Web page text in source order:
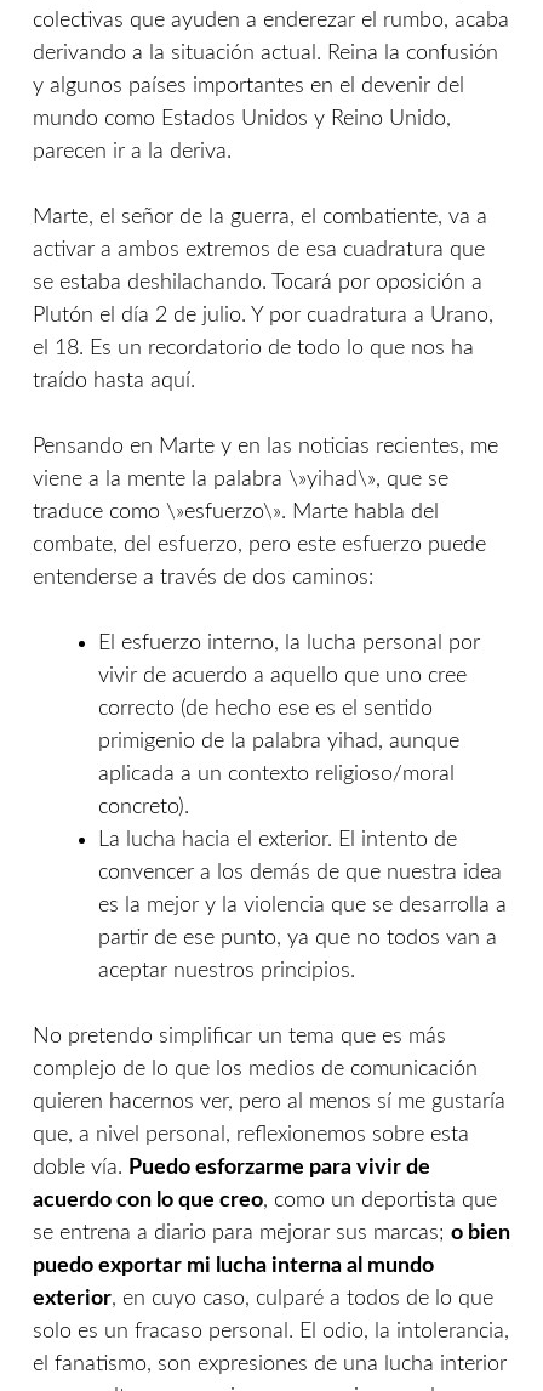
colectivas que ayuden a enderezar el rumbo, acaba
derivando a la situación actual. Reina la confusión
y algunos países importantes en el devenir del
mundo como Estados Unidos y Reino Unido,
parecen ir a la deriva.
Marte, el señor de la guerra, el combatiente, va a
activar a ambos extremos de esa cuadratura que
se estaba deshilachando. Tocará por oposición a
Plutón el día 2 de julio. Y por cuadratura a Urano,
el 18. Es un recordatorio de todo lo que nos ha
traído hasta aquí.
Pensando en Marte y en las noticias recientes, me
viene a la mente la palabra \»yihad\», que se
traduce como \»esfuerzo\». Marte habla del
combate, del esfuerzo, pero este esfuerzo puede
entenderse a través de dos caminos:
El esfuerzo interno, la lucha personal por
vivir de acuerdo a aquello que uno cree
correcto (de hecho ese es el sentido
primigenio de la palabra yihad, aunque
aplicada a un contexto religioso/moral
concreto).
La lucha hacia el exterior. El intento de
convencer a los demás de que nuestra idea
es la mejor y la violencia que se desarrolla a
partir de ese punto, ya que no todos van a
aceptar nuestros principios.
No pretendo simplificar un tema que es más
complejo de lo que los medios de comunicación
quieren hacernos ver, pero al menos sí me gustaría
que, a nivel personal, reflexionemos sobre esta
doble vía. Puedo esforzarme para vivir de
acuerdo con lo que creo, como un deportista que
se entrena a diario para mejorar sus marcas; o bien
puedo exportar mi lucha interna al mundo
exterior, en cuyo caso, culparé a todos de lo que
solo es un fracaso personal. El odio, la intolerancia,
el fanatismo, son expresiones de una lucha interior